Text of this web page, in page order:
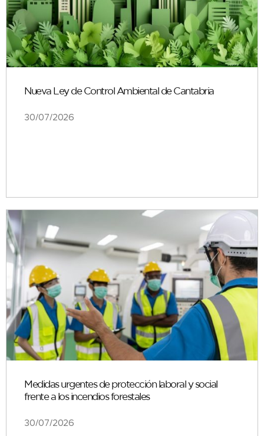
Nueva Ley de Control Ambiental de Cantabria
30/07/2026
Medidas urgentes de protección laboral y social
frente a los incendios forestales
30/07/2026